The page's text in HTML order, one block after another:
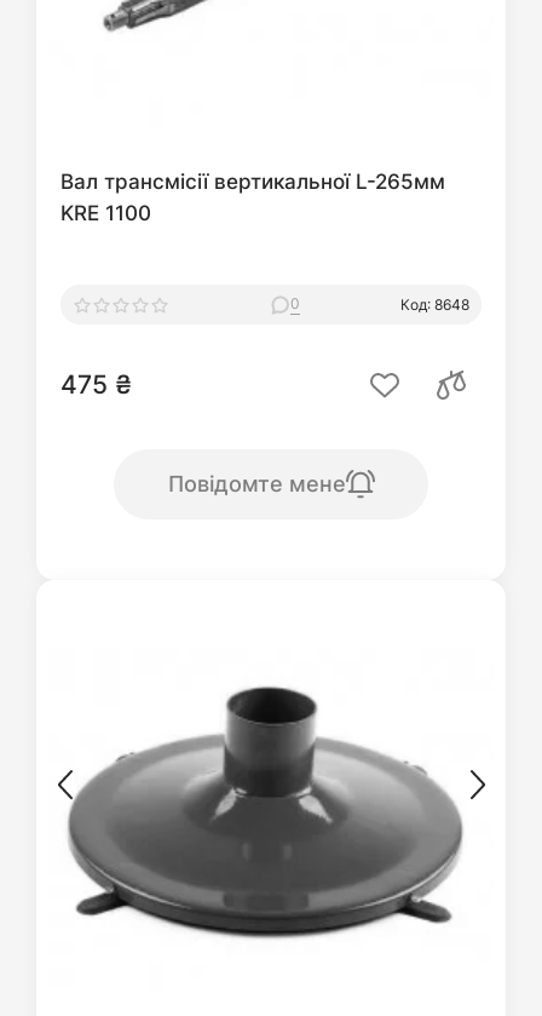
Вал трансмісії вертикальної L-265мм
KRE 1100
0 Код: 8648
475 ₴
Повідомте мене